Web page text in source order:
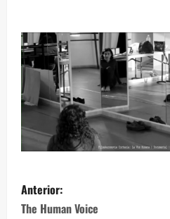
Anterior:
The Human Voice